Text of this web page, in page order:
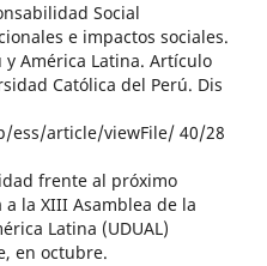
Social
e impactos sociales.
América Latina. Artículo
Católica del Perú. Dis
ess/article/viewFile/ 40/28
frente al próximo
la XIII Asamblea de la
Latina (UDUAL)
en octubre.